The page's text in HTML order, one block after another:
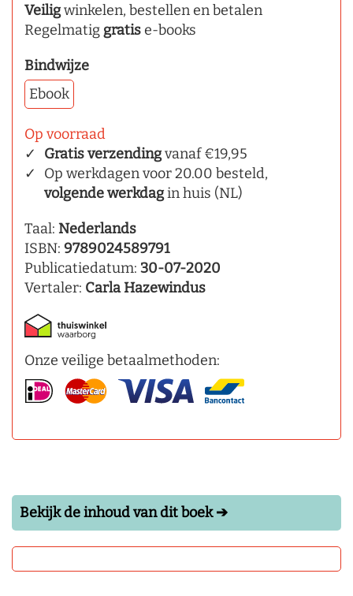
Veiligwinkelen, bestellen en betalen
Regelmatig gratise-books
Bindwijze
Ebook
Op voorraad
Gratis verzendingvanaf €19,95
Op werkdagen voor 20.00 besteld,
volgende werkdagin huis (NL)
Taal: Nederlands
ISBN: 9789024589791
Publicatiedatum: 30-07-2020
Vertaler: Carla Hazewindus
Onze veilige betaalmethoden:
Bekijk de inhoud van dit boek ➔